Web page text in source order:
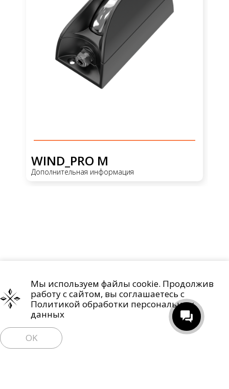
WIND_PRO M
Дополнительная информация
Проекты О компании Контакты
Политика обработки персональных данных
Право на отзыв согласия и удаление персональных данных
Мы используем файлы cookie. Продолжив
работу с сайтом, вы соглашаетесь с
Политикой обработки персональных
данных
OK